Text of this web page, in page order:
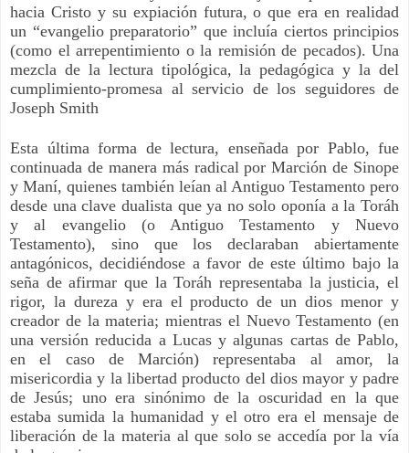
hacia Cristo y su expiación futura, o que era en realidad
un “evangelio preparatorio” que incluía ciertos principios
(como el arrepentimiento o la remisión de pecados). Una
mezcla de la lectura tipológica, la pedagógica y la del
cumplimiento-promesa al servicio de los seguidores de
Joseph Smith
Esta última forma de lectura, enseñada por Pablo, fue
continuada de manera más radical por Marción de Sinope
y Maní, quienes también leían al Antiguo Testamento pero
desde una clave dualista que ya no solo oponía a la Toráh
y al evangelio (o Antiguo Testamento y Nuevo
Testamento), sino que los declaraban abiertamente
antagónicos, decidiéndose a favor de este último bajo la
seña de afirmar que la Toráh representaba la justicia, el
rigor, la dureza y era el producto de un dios menor y
creador de la materia; mientras el Nuevo Testamento (en
una versión reducida a Lucas y algunas cartas de Pablo,
en el caso de Marción) representaba al amor, la
misericordia y la libertad producto del dios mayor y padre
de Jesús; uno era sinónimo de la oscuridad en la que
estaba sumida la humanidad y el otro era el mensaje de
liberación de la materia al que solo se accedía por la vía